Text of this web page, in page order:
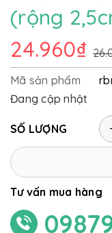
(rộng
24.960₫
Mã sản phẩm
Đang cập nhật
SỐ LƯỢNG
Tư vấn mua hàng